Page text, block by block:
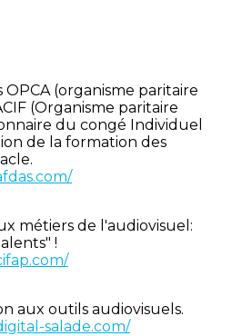
OPCA (organisme paritaire
(Organisme paritaire
du congé Individuel
de la formation des
métiers de l'audiovisuel:
!
aux outils audiovisuels.
salade.com/